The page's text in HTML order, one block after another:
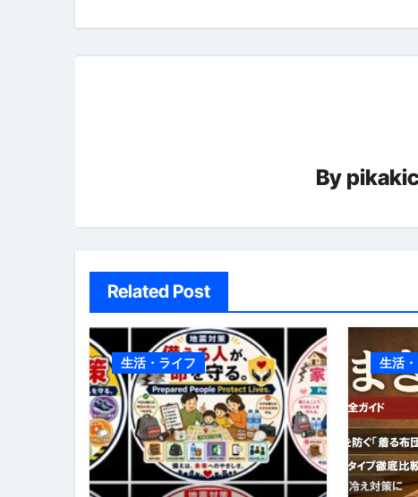
「3秒で整う、新しい栄養補給」
磁気ネックレスは「首に着けるだ
【最新】手袋の選び方 完全ガイ
電気カミソリ完全ガイド｜深剃
失敗しない「爪切り」完全ガイ
松前漬とは何か──北海道の海と
スイーツ完全ガイド ― 人生を少
「地震は突然、備えは今日から。
ナ
ョ
By
Related Post
生活・ライフ 生活